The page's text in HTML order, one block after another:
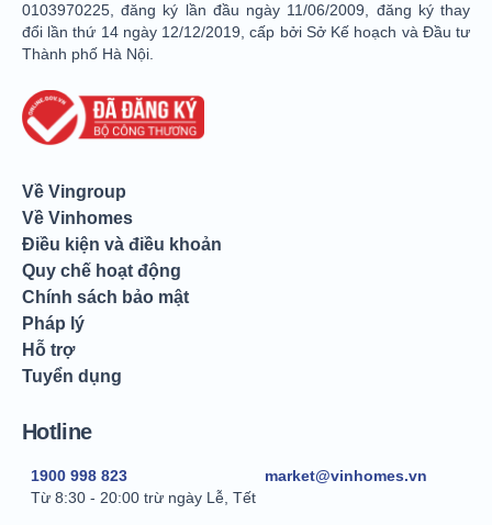
0103970225, đăng ký lần đầu ngày 11/06/2009, đăng ký thay
đổi lần thứ 14 ngày 12/12/2019, cấp bởi Sở Kế hoạch và Đầu tư
Thành phố Hà Nội.
Về Vingroup
Về Vinhomes
Điều kiện và điều khoản
Quy chế hoạt động
Chính sách bảo mật
Pháp lý
Hỗ trợ
Tuyển dụng
Hotline
1900 998 823
Từ 8:30 - 20:00 trừ ngày Lễ, Tết
market@vinhomes.vn